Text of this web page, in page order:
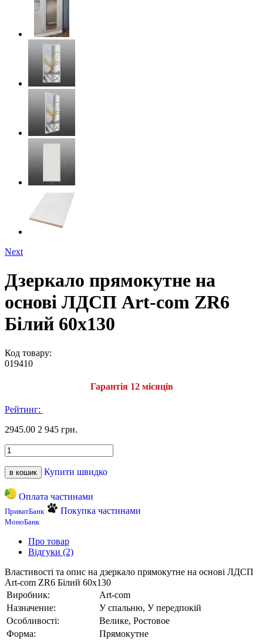
Next
Дзеркало прямокутне на
основі ЛДСП Art-com ZR6
Білий 60х130
Код товару:
019410
Гарантія 12 місяців
Рейтинг:
2945.00 2 945 грн.
в кошик Купити швидко
Оплата частинами
ПриватБанк Покупка частинами
МоноБанк
Про товар
Відгуки (2)
Властивості та опис на дзеркало прямокутне на основі ЛДСП
Art-com ZR6 Білий 60х130
Виробник:
Art-com
Назначение:
У спальню, У передпокій
Особливості:
Велике, Ростовое
Форма:
Прямокутне